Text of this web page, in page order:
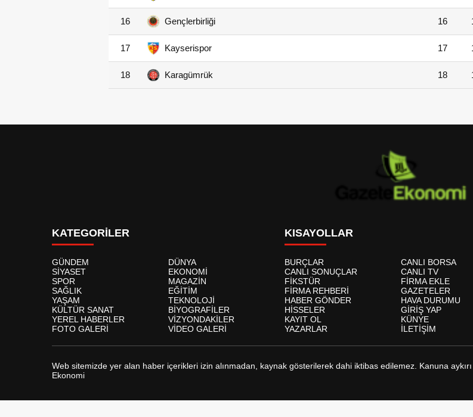
16 Gençlerbirliği 16
17 Kayserispor 17
18 Karagümrük 18
KATEGORİLER
GÜNDEM
DÜNYA
SİYASET
EKONOMİ
SPOR
MAGAZİN
SAĞLIK
EĞİTİM
YAŞAM
TEKNOLOJİ
KÜLTÜR SANAT
BİYOGRAFİLER
YEREL HABERLER
VİZYONDAKİLER
FOTO GALERİ
VİDEO GALERİ
KISAYOLLAR
BURÇLAR
CANLI BORSA
CANLI SONUÇLAR
CANLI TV
FİKSTÜR
FİRMA EKLE
FİRMA REHBERİ
GAZETELER
HABER GÖNDER
HAVA DURUMU
HİSSELER
GİRİŞ YAP
KAYIT OL
KÜNYE
YAZARLAR
İLETİŞİM
Web sitemizde yer alan haber içerikleri izin alınmadan, kaynak gösterilerek dahi iktibas edilemez. Kanuna
Ekonomi